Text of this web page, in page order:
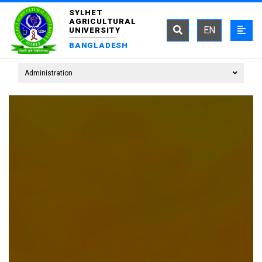
SYLHET
AGRICULTURAL
UNIVERSITY
BANGLADESH
EN
Administration